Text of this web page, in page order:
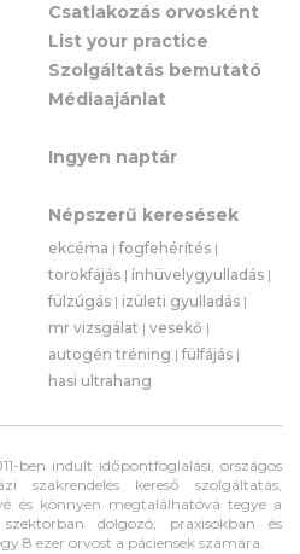
Csatlakozás orvosként
List your practice
Szolgáltatás bemutató
Médiaajánlat
Ingyen naptár
Népszerű keresések
ekcéma |fogfehérítés |
torokfájás | ínhüvelygyulladás |
fülzúgás | izületi gyulladás |
mr vizsgálat | vesekő |
autogén tréning |fülfájás |
hasi ultrahang
ben indult időpontfoglalási, országos
szakrendelés kereső szolgáltatás,
és könnyen megtalálhatóvá tegye a
dolgozó, praxisokban és
8 ezer orvost a páciensek számára.